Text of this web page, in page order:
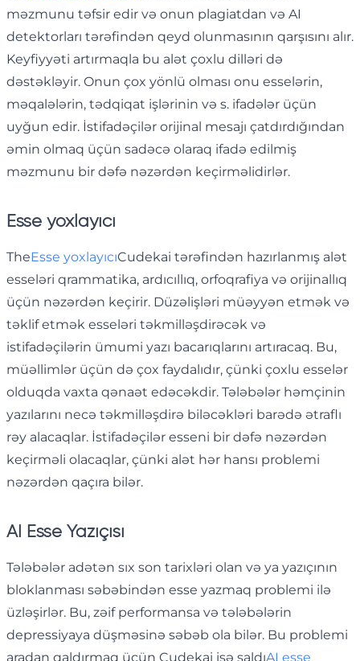
məzmunu təfsir edir və onun plagiatdan və AI
detektorları tərəfindən qeyd olunmasının qarşısını alır.
Keyfiyyəti artırmaqla bu alət çoxlu dilləri də
dəstəkləyir. Onun çox yönlü olması onu esselərin,
məqalələrin, tədqiqat işlərinin və s. ifadələr üçün
uyğun edir. İstifadəçilər orijinal mesajı çatdırdığından
əmin olmaq üçün sadəcə olaraq ifadə edilmiş
məzmunu bir dəfə nəzərdən keçirməlidirlər.
Esse yoxlayıcı
TheEsse yoxlayıcıCudekai tərəfindən hazırlanmış alət
esseləri qrammatika, ardıcıllıq, orfoqrafiya və orijinallıq
üçün nəzərdən keçirir. Düzəlişləri müəyyən etmək və
təklif etmək esseləri təkmilləşdirəcək və
istifadəçilərin ümumi yazı bacarıqlarını artıracaq. Bu,
müəllimlər üçün də çox faydalıdır, çünki çoxlu esselər
olduqda vaxta qənaət edəcəkdir. Tələbələr həmçinin
yazılarını necə təkmilləşdirə biləcəkləri barədə ətraflı
rəy alacaqlar. İstifadəçilər esseni bir dəfə nəzərdən
keçirməli olacaqlar, çünki alət hər hansı problemi
nəzərdən qaçıra bilər.
AI Esse Yazıçısı
Tələbələr adətən sıx son tarixləri olan və ya yazıçının
bloklanması səbəbindən esse yazmaq problemi ilə
üzləşirlər. Bu, zəif performansa və tələbələrin
depressiyaya düşməsinə səbəb ola bilər. Bu problemi
aradan qaldırmaq üçün Cudekai işə saldıAI esse